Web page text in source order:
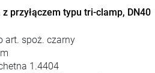
przyłączem typu tri-clamp, DN40
art. spoż. czarny
1.4404